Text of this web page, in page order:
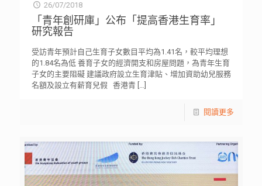
26/07/2018
「青年創研庫」公布「提高香港生育率」
研究報告
受訪青年預計自己生育子女數目平均為1.41名，較平均理想
的1.84名為低 養育子女的經濟開支和房屋問題，為青年生育
子女的主要阻礙 建議政府設立生育津貼、增加資助幼兒服務
名額及設立有薪育兒假 香港青[…]
閱讀更多